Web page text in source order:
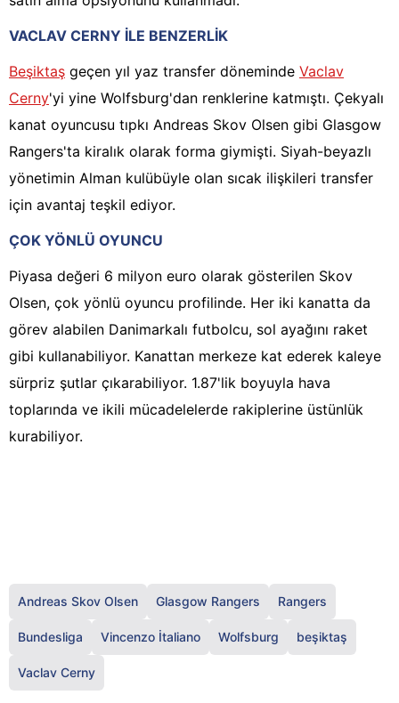
VACLAV CERNY İLE BENZERLİK
Beşiktaş geçen yıl yaz transfer döneminde Vaclav
Cerny'yi yine Wolfsburg'dan renklerine katmıştı. Çekyalı
kanat oyuncusu tıpkı Andreas Skov Olsen gibi Glasgow
Rangers'ta kiralık olarak forma giymişti. Siyah-beyazlı
yönetimin Alman kulübüyle olan sıcak ilişkileri transfer
için avantaj teşkil ediyor.
ÇOK YÖNLÜ OYUNCU
Piyasa değeri 6 milyon euro olarak gösterilen Skov
Olsen, çok yönlü oyuncu profilinde. Her iki kanatta da
görev alabilen Danimarkalı futbolcu, sol ayağını raket
gibi kullanabiliyor. Kanattan merkeze kat ederek kaleye
sürpriz şutlar çıkarabiliyor. 1.87'lik boyuyla hava
toplarında ve ikili mücadelelerde rakiplerine üstünlük
kurabiliyor.
Andreas Skov Olsen Glasgow Rangers Rangers
Bundesliga Vincenzo İtaliano Wolfsburg beşiktaş
Vaclav Cerny